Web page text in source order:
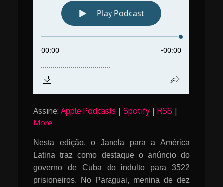
Assine:Apple Podcasts |Spotify |RSS |
More
Nesta edição, o Janela para a América
Latina traz como destaque o anúncio do
governo de Cuba do indulto para 3522
prisioneiros. No Paraguai, menina de dez